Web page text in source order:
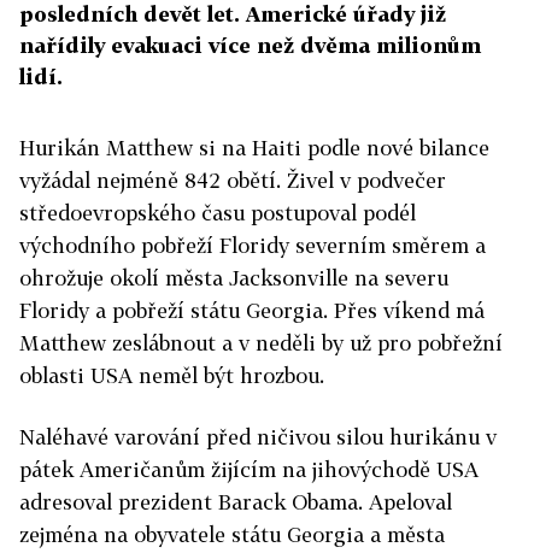
posledních devět let. Americké úřady již
nařídily evakuaci více než dvěma milionům
lidí.
Hurikán Matthew si na Haiti podle nové bilance
vyžádal nejméně 842 obětí. Živel v podvečer
středoevropského času postupoval podél
východního pobřeží Floridy severním směrem a
ohrožuje okolí města Jacksonville na severu
Floridy a pobřeží státu Georgia. Přes víkend má
Matthew zeslábnout a v neděli by už pro pobřežní
oblasti USA neměl být hrozbou.
Naléhavé varování před ničivou silou hurikánu v
pátek Američanům žijícím na jihovýchodě USA
adresoval prezident Barack Obama. Apeloval
zejména na obyvatele státu Georgia a města